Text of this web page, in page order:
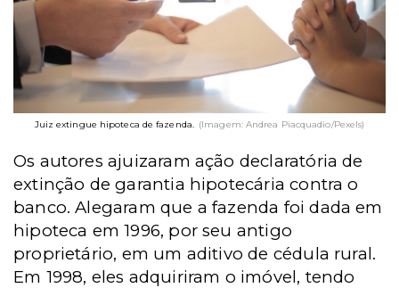
Juiz extingue hipoteca de fazenda. (Imagem: Andrea Piacquadio/Pexels)
Os autores ajuizaram ação declaratória de
extinção de garantia hipotecária contra o
banco. Alegaram que a fazenda foi dada em
hipoteca em 1996, por seu antigo
proprietário, em um aditivo de cédula rural.
Em 1998, eles adquiriram o imóvel, tendo